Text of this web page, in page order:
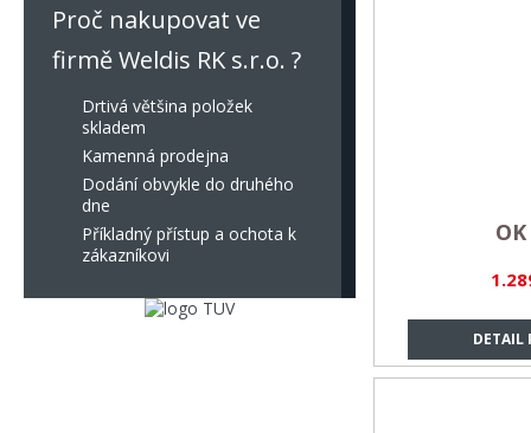
Proč nakupovat ve
firmě Weldis RK s.r.o. ?
Drtivá většina položek
skladem
Kamenná prodejna
Dodání obvykle do druhého
dne
Příkladný přístup a ochota k
zákazníkovi
DETAIL